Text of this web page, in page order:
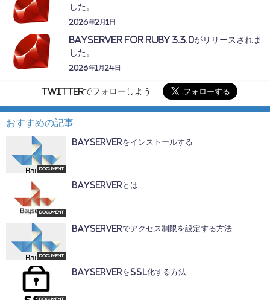
した。
2026年2月1日
BayServer for Ruby 3.3.0がリリースされま
した。
2026年1月24日
Twitterでフォローしよう
おすすめの記事
Document
BayServerをインストールする
Document
BayServerとは
Document
BayServerでアクセス制限を設定する方法
Document
BayServerをSSL化する方法